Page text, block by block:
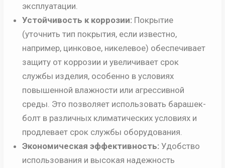
эксплуатации.
Устойчивость к коррозии:Покрытие
(уточнить тип покрытия, если известно,
например, цинковое, никелевое) обеспечивает
защиту от коррозии и увеличивает срок
службы изделия, особенно в условиях
повышенной влажности или агрессивной
среды. Это позволяет использовать барашек-
болт в различных климатических условиях и
продлевает срок службы оборудования.
Экономическая эффективность:Удобство
использования и высокая надежность